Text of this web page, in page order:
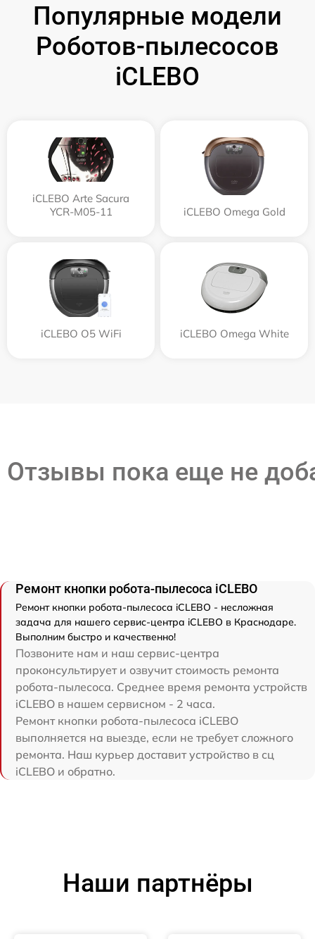
Популярные модели
Роботов-пылесосов
iCLEBO
iCLEBO Arte Sacura
YCR-M05-11
iCLEBO Omega Gold
iCLEBO O5 WiFi iCLEBO Omega White
Отзывы пока еще не
Ремонт кнопки робота-пылесоса iCLEBO
Ремонт кнопки робота-пылесоса iCLEBO - несложная
задача для нашего сервис-центра iCLEBO в Краснодаре.
Выполним быстро и качественно!
Позвоните нам и наш сервис-центра
проконсультирует и озвучит стоимость ремонта
робота-пылесоса. Среднее время ремонта устройств
iCLEBO в нашем сервисном - 2 часа.
Ремонт кнопки робота-пылесоса iCLEBO
выполняется на выезде, если не требует сложного
ремонта. Наш курьер доставит устройство в сц
iCLEBO и обратно.
Наши партнёры